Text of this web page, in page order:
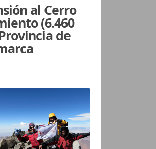
al Cerro
(6.460
de